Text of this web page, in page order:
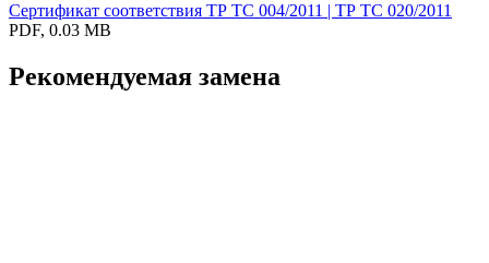
Сертификат соответствия ТР ТС 004/2011 | ТР ТС 020/2011
PDF, 0.03 MB
Рекомендуемая замена